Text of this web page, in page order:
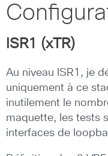
ISR1 (xTR)
Au niveau ISR1, je
uniquement à ce
inutilement le
maquette, les tests
interfaces de